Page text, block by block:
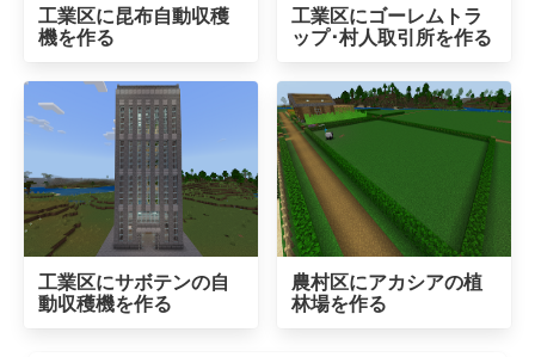
工業区に昆布自動収穫
機を作る
工業区にゴーレムトラ
ップ･村人取引所を作る
工業区にサボテンの自
動収穫機を作る
農村区にアカシアの植
林場を作る